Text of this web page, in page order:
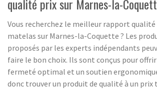
qualité prix sur Marnes-la-
Vous recherchez le meilleur rapport
matelas sur Marnes-la-Coquette ? Les
proposés par les experts indépendants
faire le bon choix. Ils sont conçus pour offrir
fermeté optimal et un soutien
donc trouver un produit de qualité à un